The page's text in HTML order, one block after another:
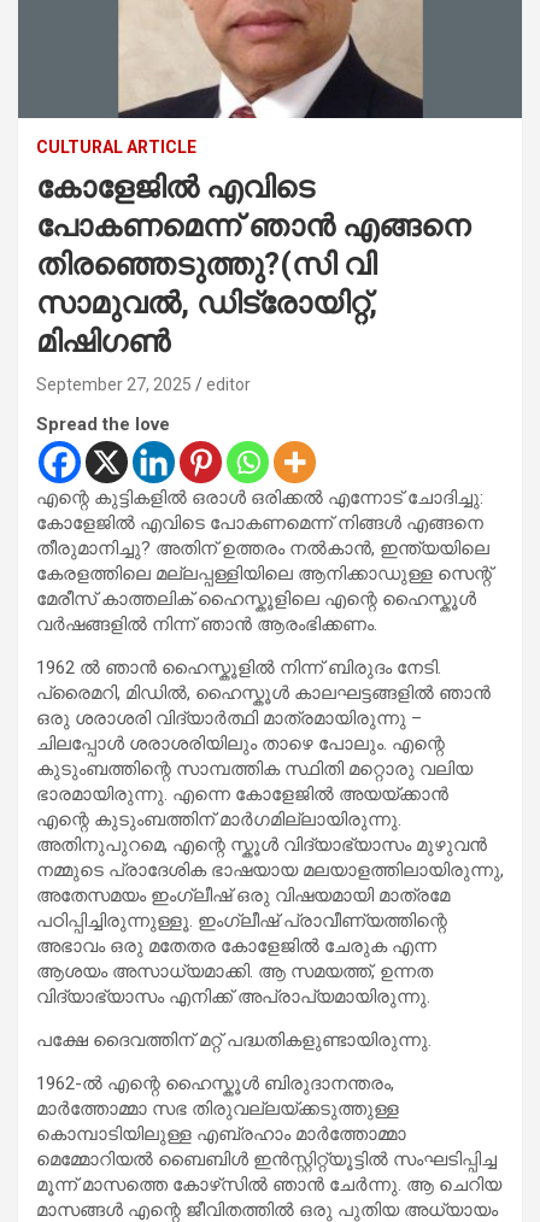
CULTURAL ARTICLE
കോളേജിൽ എവിടെ
പോകണമെന്ന് ഞാൻ എങ്ങനെ
തിരഞ്ഞെടുത്തു?(സി വി
സാമുവൽ, ഡിട്രോയിറ്റ്,
മിഷിഗൺ
September 27, 2025 editor
Spread the love
എന്റെ കുട്ടികളിൽ ഒരാൾ ഒരിക്കൽ എന്നോട് ചോദിച്ചു:
കോളേജിൽ എവിടെ പോകണമെന്ന് നിങ്ങൾ എങ്ങനെ
തീരുമാനിച്ചു? അതിന് ഉത്തരം നൽകാൻ, ഇന്ത്യയിലെ
കേരളത്തിലെ മല്ലപ്പള്ളിയിലെ ആനിക്കാഡുള്ള സെന്റ്
മേരീസ് കാത്തലിക് ഹൈസ്കൂളിലെ എന്റെ ഹൈസ്കൂൾ
വർഷങ്ങളിൽ നിന്ന് ഞാൻ ആരംഭിക്കണം.
1962 ൽ ഞാൻ ഹൈസ്കൂളിൽ നിന്ന് ബിരുദം നേടി.
പ്രൈമറി, മിഡിൽ, ഹൈസ്കൂൾ കാലഘട്ടങ്ങളിൽ ഞാൻ
ഒരു ശരാശരി വിദ്യാർത്ഥി മാത്രമായിരുന്നു –
ചിലപ്പോൾ ശരാശരിയിലും താഴെ പോലും. എന്റെ
കുടുംബത്തിന്റെ സാമ്പത്തിക സ്ഥിതി മറ്റൊരു വലിയ
ഭാരമായിരുന്നു. എന്നെ കോളേജിൽ അയയ്ക്കാൻ
എന്റെ കുടുംബത്തിന് മാർഗമില്ലായിരുന്നു.
അതിനുപുറമെ, എന്റെ സ്കൂൾ വിദ്യാഭ്യാസം മുഴുവൻ
നമ്മുടെ പ്രാദേശിക ഭാഷയായ മലയാളത്തിലായിരുന്നു,
അതേസമയം ഇംഗ്ലീഷ് ഒരു വിഷയമായി മാത്രമേ
പഠിപ്പിച്ചിരുന്നുള്ളൂ. ഇംഗ്ലീഷ് പ്രാവീണ്യത്തിന്റെ
അഭാവം ഒരു മതേതര കോളേജിൽ ചേരുക എന്ന
ആശയം അസാധ്യമാക്കി. ആ സമയത്ത്, ഉന്നത
വിദ്യാഭ്യാസം എനിക്ക് അപ്രാപ്യമായിരുന്നു.
പക്ഷേ ദൈവത്തിന് മറ്റ് പദ്ധതികളുണ്ടായിരുന്നു.
1962-ൽ എന്റെ ഹൈസ്കൂൾ ബിരുദാനന്തരം,
മാർത്തോമ്മാ സഭ തിരുവല്ലയ്ക്കടുത്തുള്ള
കൊമ്പാടിയിലുള്ള എബ്രഹാം മാർത്തോമ്മാ
മെമ്മോറിയൽ ബൈബിൾ ഇൻസ്റ്റിറ്റ്യൂട്ടിൽ സംഘടിപ്പിച്ച
മൂന്ന് മാസത്തെ കോഴ്‌സിൽ ഞാൻ ചേർന്നു. ആ ചെറിയ
മാസങ്ങൾ എന്റെ ജീവിതത്തിൽ ഒരു പുതിയ അധ്യായം